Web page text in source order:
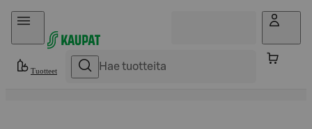
Hyppää sisältöön
Tuotteet